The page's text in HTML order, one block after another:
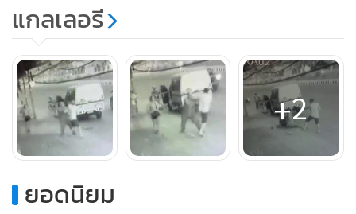
ซึ่งในภาพช่วงหนึ่ง พบว่า ชายแปลกหน้าที่อ้างตัวเป็นตำรวจ ได้
มากล่าวหาว่า มารดาของนายวิศิษฏ์ปล่อยเงินกู้นอกระบบ
จะแจ้งความให้ตำรวจมาจับ จนเกิดการโต้เถียงกันไปครั้งหนึ่ง จน
ชายแปลกหน้าต้องขับขี่รถจักรยานยนต์ออกไปจากจุดเกิดเหตุ
แกลเลอรี
+2
ยอดนิยม